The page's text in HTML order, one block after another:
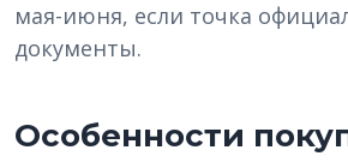
мая-июня, если точка
документы.
Особенности